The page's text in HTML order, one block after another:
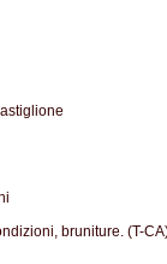
bruniture. (T-